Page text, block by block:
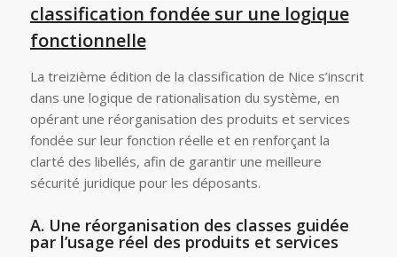
classification fondée sur une logique
fonctionnelle
La treizième édition de la classification de Nice s’inscrit
dans une logique de rationalisation du système, en
opérant une réorganisation des produits et services
fondée sur leur fonction réelle et en renforçant la
clarté des libellés, afin de garantir une meilleure
sécurité juridique pour les déposants.
A. Une réorganisation des classes guidée
par l’usage réel des produits et services